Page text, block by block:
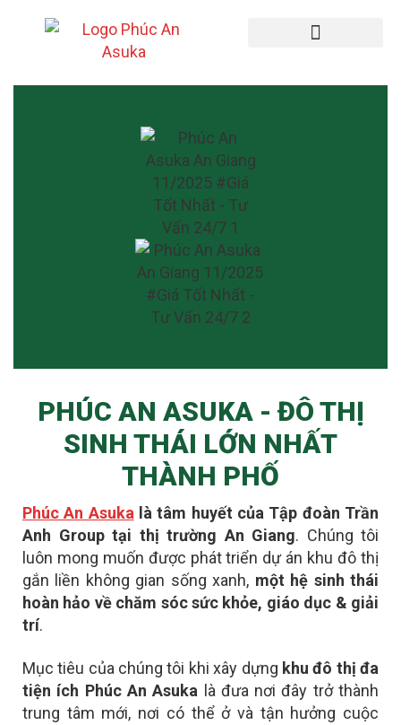
PHÚC AN ASUKA - ĐÔ THỊ
SINH THÁI LỚN NHẤT
THÀNH PHỐ
Phúc An Asuka là tâm huyết của Tập đoàn Trần
Anh Group tại thị trường An Giang. Chúng tôi
luôn mong muốn được phát triển dự án khu đô thị
gắn liền không gian sống xanh, một hệ sinh thái
hoàn hảo về chăm sóc sức khỏe, giáo dục & giải
trí.
Mục tiêu của chúng tôi khi xây dựng khu đô thị đa
tiện ích Phúc An Asuka là đưa nơi đây trở thành
trung tâm mới, nơi có thể ở và tận hưởng cuộc